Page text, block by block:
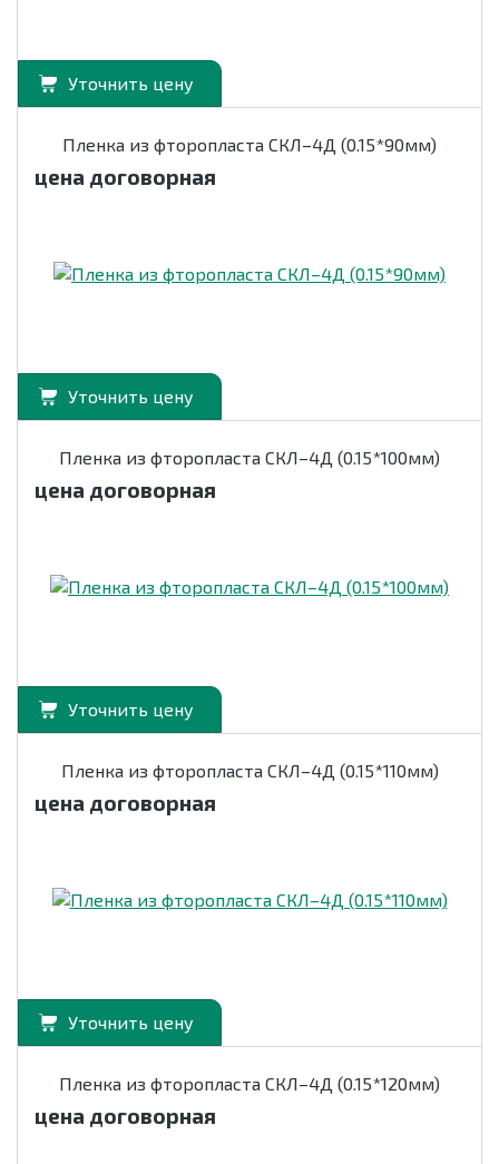
Уточнить цену
Пленка из фторопласта СКЛ–4Д (0.15*90мм)
цена договорная
Уточнить цену
Пленка из фторопласта СКЛ–4Д (0.15*100мм)
цена договорная
Уточнить цену
Пленка из фторопласта СКЛ–4Д (0.15*110мм)
цена договорная
Уточнить цену
Пленка из фторопласта СКЛ–4Д (0.15*120мм)
цена договорная